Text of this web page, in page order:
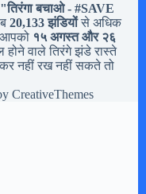
"तिरंगा बचाओ - #SAVE
20,133 झंडियोंसे अधिक
आपको १५ अगस्त और २६
होने वाले तिरंगे झंडे रास्ते
नहीं रख नहीं सकते तो
CreativeThemes